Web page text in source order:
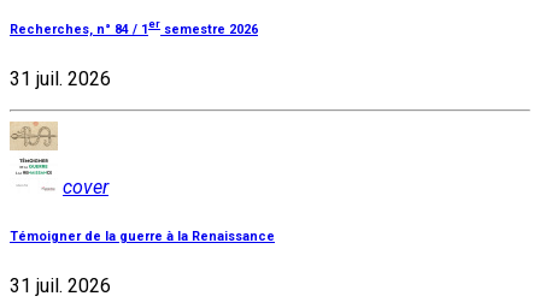
Recherches, n° 84 / 1 er semestre 2026
31 juil. 2026
cover
Témoigner de la guerre à la Renaissance
31 juil. 2026